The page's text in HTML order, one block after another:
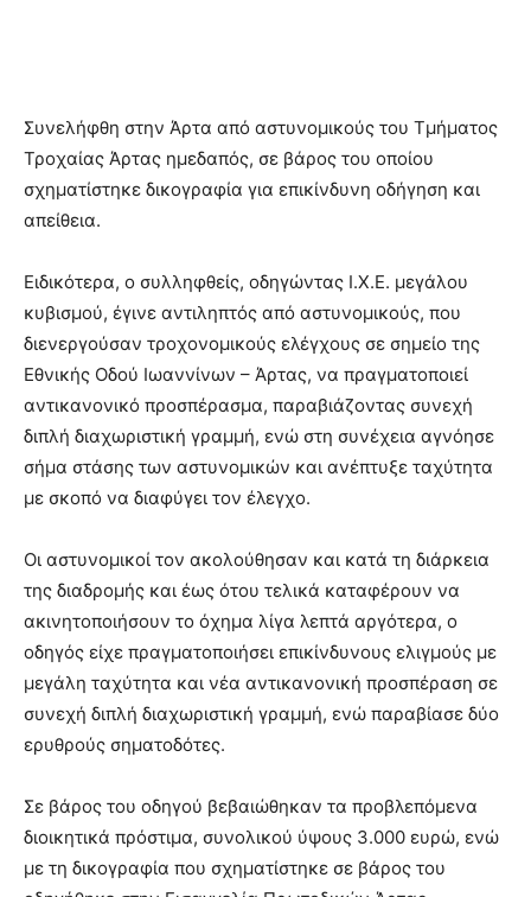
Συνελήφθη στην Άρτα από αστυνομικούς του Τμήματος
Τροχαίας Άρτας ημεδαπός, σε βάρος του οποίου
σχηματίστηκε δικογραφία για επικίνδυνη οδήγηση και
απείθεια.
Ειδικότερα, ο συλληφθείς, οδηγώντας Ι.Χ.Ε. μεγάλου
κυβισμού, έγινε αντιληπτός από αστυνομικούς, που
διενεργούσαν τροχονομικούς ελέγχους σε σημείο της
Εθνικής Οδού Ιωαννίνων – Άρτας, να πραγματοποιεί
αντικανονικό προσπέρασμα, παραβιάζοντας συνεχή
διπλή διαχωριστική γραμμή, ενώ στη συνέχεια αγνόησε
σήμα στάσης των αστυνομικών και ανέπτυξε ταχύτητα
με σκοπό να διαφύγει τον έλεγχο.
Οι αστυνομικοί τον ακολούθησαν και κατά τη διάρκεια
της διαδρομής και έως ότου τελικά καταφέρουν να
ακινητοποιήσουν το όχημα λίγα λεπτά αργότερα, ο
οδηγός είχε πραγματοποιήσει επικίνδυνους ελιγμούς με
μεγάλη ταχύτητα και νέα αντικανονική προσπέραση σε
συνεχή διπλή διαχωριστική γραμμή, ενώ παραβίασε δύο
ερυθρούς σηματοδότες.
Σε βάρος του οδηγού βεβαιώθηκαν τα προβλεπόμενα
διοικητικά πρόστιμα, συνολικού ύψους 3.000 ευρώ, ενώ
με τη δικογραφία που σχηματίστηκε σε βάρος του